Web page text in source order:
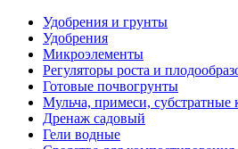
Удобрения и грунты
Удобрения
Микроэлементы
Регуляторы роста и
Готовые почвогрунты
Мульча, примеси, субстратные
Дренаж садовый
Гели водные